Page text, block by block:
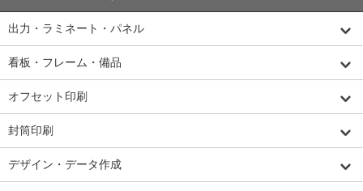
出力・ラミネート・パネル
看板・フレーム・備品
オフセット印刷
封筒印刷
デザイン・データ作成